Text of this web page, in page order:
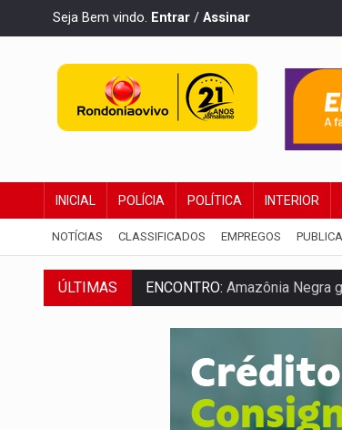
Seja Bem vindo. Entrar / Assinar
INICIAL POLÍCIA POLÍTICA INTERIOR
NOTÍCIAS CLASSIFICADOS EMPREGOS
ÚLTIMAS ENCONTRO: Amazônia Negra
PREVISÃO:Porto Velho tem
SINDICATOS UNIDOS:
PROCESSO SELETIVO: